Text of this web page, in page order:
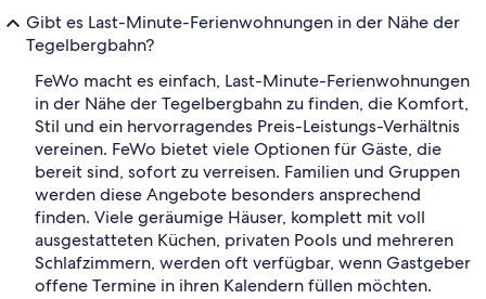
Gibt es Last-Minute-Ferienwohnungen in der Nähe der
Tegelbergbahn?
FeWo macht es einfach, Last-Minute-Ferienwohnungen
in der Nähe der Tegelbergbahn zu finden, die Komfort,
Stil und ein hervorragendes Preis-Leistungs-Verhältnis
vereinen. FeWo bietet viele Optionen für Gäste, die
bereit sind, sofort zu verreisen. Familien und Gruppen
werden diese Angebote besonders ansprechend
finden. Viele geräumige Häuser, komplett mit voll
ausgestatteten Küchen, privaten Pools und mehreren
Schlafzimmern, werden oft verfügbar, wenn Gastgeber
offene Termine in ihren Kalendern füllen möchten.